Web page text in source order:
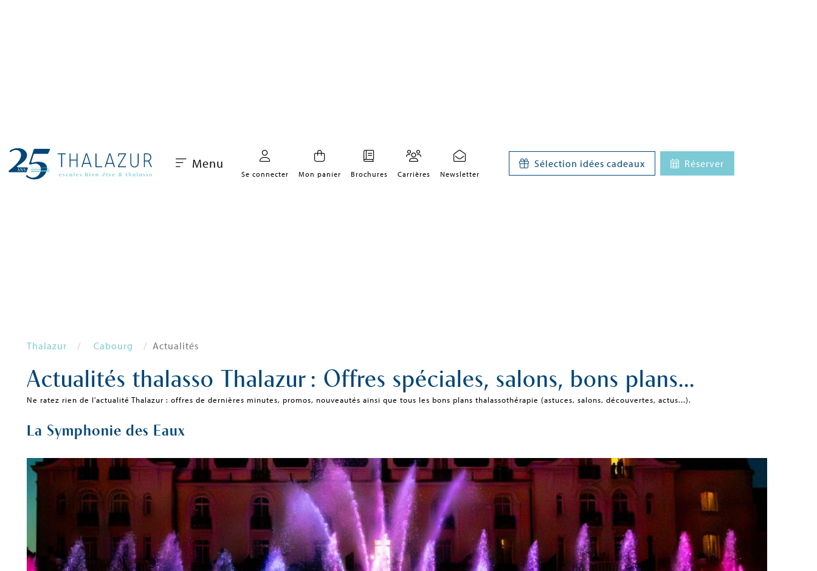
Menu
Se connecter Mon panier Brochures Carrières Newsletter
Sélection idées cadeaux Réserver
Thalazur Cabourg Actualités
Actualités thalasso Thalazur : Offres spéciales, salons, bons plans...
Ne ratez rien de l'actualité Thalazur : offres de dernières minutes, promos, nouveautés ainsi que tous les bons plans thalassothérapie (astuces, salons, découvertes, actus...).
La Symphonie des Eaux